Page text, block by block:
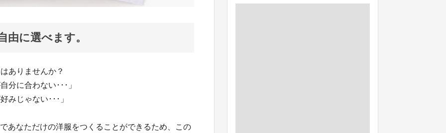
由に選べます。
ありませんか？
分に合わない･･･」
みじゃない･･･」
あなただけの洋服をつくることができるため、この